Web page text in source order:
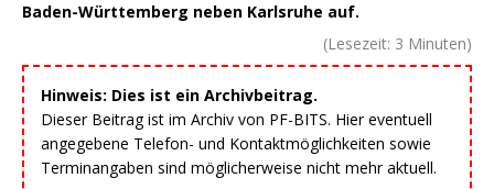
Baden-Württemberg neben Karlsruhe auf.
(Lesezeit: 3 Minuten)
Hinweis: Dies ist ein Archivbeitrag.
Dieser Beitrag ist im Archiv von PF-BITS. Hier eventuell
angegebene Telefon- und Kontaktmöglichkeiten sowie
Terminangaben sind möglicherweise nicht mehr aktuell.